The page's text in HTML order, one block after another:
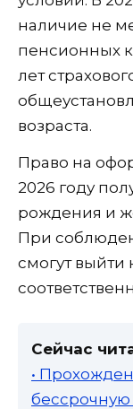
наличие не
пенсионных
лет
возраста.
Право на
2026 году
рождения и
При
смогут выйти
Сейчас
•
бессрочную